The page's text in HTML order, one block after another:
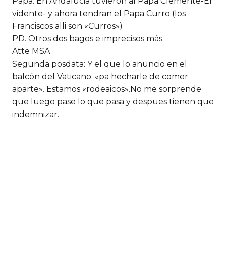
vidente- y ahora tendran el Papa Curro (los
Franciscos alli son «Curros»)
PD. Otros dos bagos e imprecisos más.
Atte MSA
Segunda posdata: Y el que lo anuncio en el
balcón del Vaticano; «pa hecharle de comer
aparte». Estamos «rodeaicos».No me sorprende
que luego pase lo que pasa y despues tienen que
indemnizar.